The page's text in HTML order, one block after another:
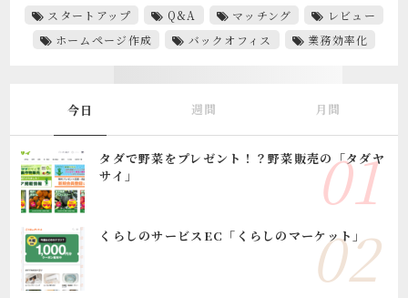
スタートアップ
Q&A マッチング
レビュー
ホームページ作成
バックオフィス 業務効率化
今日 週間 月間
タダで野菜をプレゼント！？野菜販売の「タダヤ
サイ」
くらしのサービスEC「くらしのマーケット」